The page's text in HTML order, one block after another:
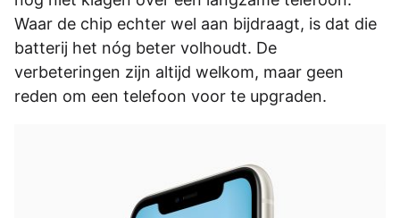
Waar de chip echter wel aan bijdraagt, is dat die
batterij het nóg beter volhoudt. De
verbeteringen zijn altijd welkom, maar geen
reden om een telefoon voor te upgraden.